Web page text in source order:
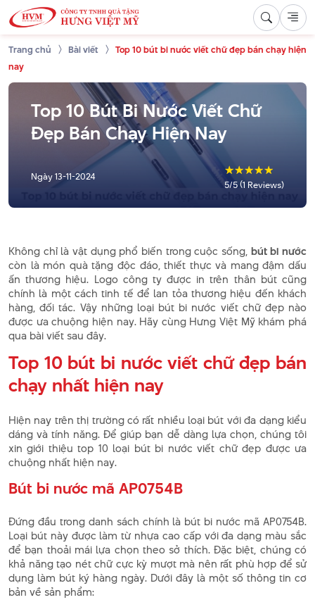
Trang chủ Bài viết
Top 10 bút bi nước viết chữ đẹp bán chạy hiện
nay
Top 10 Bút Bi Nước Viết Chữ
Đẹp Bán Chạy Hiện Nay
Ngày13-11-2024 ☆
☆
☆
☆
☆
5/5 (1 Reviews)
Không chỉ là vật dụng phổ biến trong cuộc sống, bút bi nước
còn là món quà tặng độc đáo, thiết thực và mang đậm dấu
ấn thương hiệu. Logo công ty được in trên thân bút cũng
chính là một cách tinh tế để lan tỏa thương hiệu đến khách
hàng, đối tác. Vậy những loại bút bi nước viết chữ đẹp nào
được ưa chuộng hiện nay. Hãy cùng Hưng Việt Mỹ khám phá
qua bài viết sau đây.
Top 10 bút bi nước viết chữ đẹp bán
chạy nhất hiện nay
Hiện nay trên thị trường có rất nhiều loại bút với đa dạng kiểu
dáng và tính năng. Để giúp bạn dễ dàng lựa chọn, chúng tôi
xin giới thiệu top 10 loại bút bi nước viết chữ đẹp được ưa
chuộng nhất hiện nay.
Bút bi nước mã AP0754B
Đứng đầu trong danh sách chính là bút bi nước mã AP0754B.
Loại bút này được làm từ nhựa cao cấp với đa dạng màu sắc
để bạn thoải mái lựa chọn theo sở thích. Đặc biệt, chúng có
khả năng tạo nét chữ cực kỳ mượt mà nên rất phù hợp để sử
dụng làm bút ký hàng ngày. Dưới đây là một số thông tin cơ
bản về sản phẩm: